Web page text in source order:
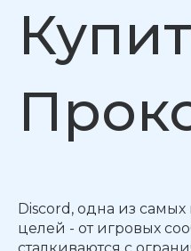
Discord, одна из
целей - от игровых